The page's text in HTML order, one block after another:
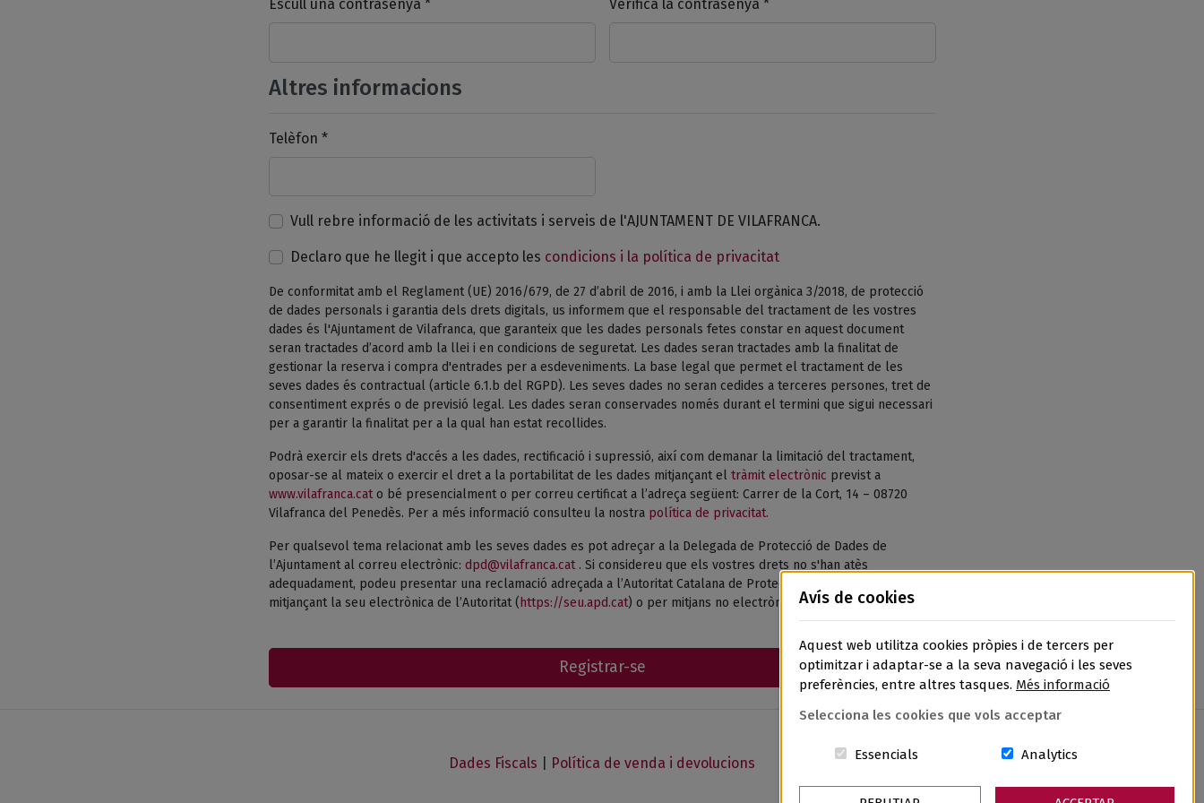
Escull una contrasenya * Verifica la contrasenya *
Altres informacions
Telèfon *
Vull rebre informació de les activitats i serveis de l'AJUNTAMENT DE VILAFRANCA.
Declaro que he llegit i que accepto les condicions i la política de privacitat
De conformitat amb el Reglament (UE) 2016/679, de 27 d’abril de 2016, i amb la Llei orgànica 3/2018, de protecció
de dades personals i garantia dels drets digitals, us informem que el responsable del tractament de les vostres
dades és l'Ajuntament de Vilafranca, que garanteix que les dades personals fetes constar en aquest document
seran tractades d’acord amb la llei i en condicions de seguretat. Les dades seran tractades amb la finalitat de
gestionar la reserva i compra d'entrades per a esdeveniments. La base legal que permet el tractament de les
seves dades és contractual (article 6.1.b del RGPD). Les seves dades no seran cedides a terceres persones, tret de
consentiment exprés o de previsió legal. Les dades seran conservades només durant el termini que sigui necessari
per a garantir la finalitat per a la qual han estat recollides.
Podrà exercir els drets d'accés a les dades, rectificació i supressió, així com demanar la limitació del tractament,
oposar-se al mateix o exercir el dret a la portabilitat de les dades mitjançant el tràmit electrònic previst a
www.vilafranca.cato bé presencialment o per correu certificat a l’adreça següent: Carrer de la Cort, 14 – 08720
Vilafranca del Penedès. Per a més informació consulteu la nostra política de privacitat.
Per qualsevol tema relacionat amb les seves dades es pot adreçar a la Delegada de Protecció de Dades de
l’Ajuntament al correu electrònic: dpd@vilafranca.cat. Si considereu que els vostres drets no s'han atès
adequadament, podeu presentar una reclamació adreçada a l’Autoritat Catalana de Protecció de Dades, l’APDCAT,
mitjançant la seu electrònica de l’Autoritat ( https://seu.apd.cat) o per mitjans no electrònics.
Registrar-se
Dades Fiscals Política de venda i devolucions
Avís de cookies
Aquest web utilitza cookies pròpies i de tercers per
optimitzar i adaptar-se a la seva navegació i les seves
preferències, entre altres tasques. Més informació
Selecciona les cookies que vols acceptar
Essencials Aquestes cookies són essencials per al lloc
Analytics